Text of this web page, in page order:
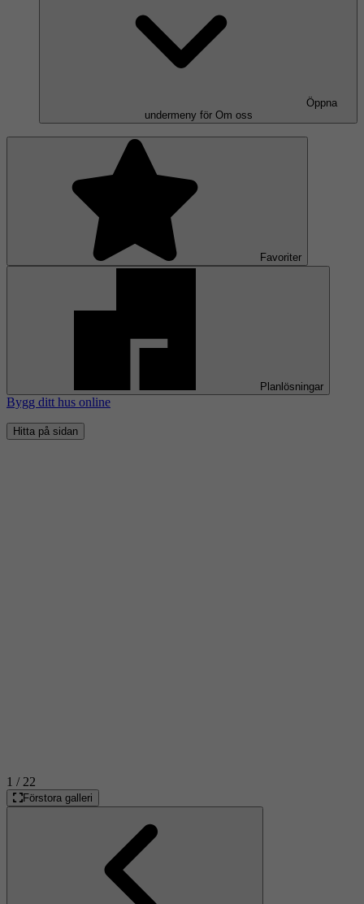
Öppna
undermeny för Om oss
Favoriter
Planlösningar
Bygg ditt hus online
Hitta på sidan
1 / 22
Förstora galleri